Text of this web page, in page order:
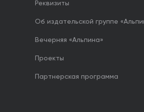
Реквизиты
Об издательской группе
Вечерняя «Альпина»
Проекты
Партнерская программа